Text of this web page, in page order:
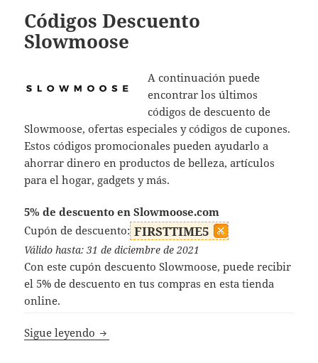
Códigos Descuento
Slowmoose
A continuación puede
encontrar los últimos
códigos de descuento de
Slowmoose, ofertas especiales y códigos de cupones.
Estos códigos promocionales pueden ayudarlo a
ahorrar dinero en productos de belleza, artículos
para el hogar, gadgets y más.
5% de descuento en Slowmoose.com
Cupón de descuento: FIRSTTIME5
Válido hasta: 31 de diciembre de 2021
Con este cupón descuento Slowmoose, puede recibir
el 5% de descuento en tus compras en esta tienda
online.
Sigue leyendo Códigos Descuento Slowmoose